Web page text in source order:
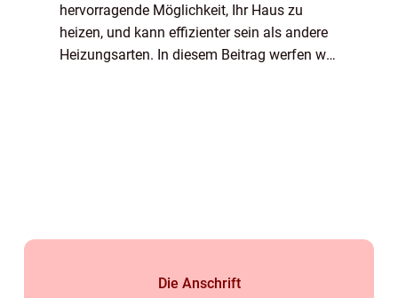
hervorragende Möglichkeit, Ihr Haus zu
heizen, und kann effizienter sein als andere
Heizungsarten. In diesem Beitrag werfen wir
Die Anschrift